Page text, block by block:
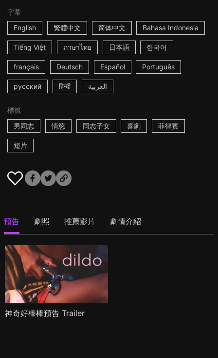
字幕
English
繁體中文 简体中文 Bahasa Indonesia
Tiếng Việt ภาษาไทย 日本語 한국어
français Deutsch Español Português
русский हिन्दी العربية
標籤
男同志
情慾 同志子女 喜劇 菲律賓
短片
預告 劇照 推薦影片 劇情介紹
神奇好棒棒預告 Trailer